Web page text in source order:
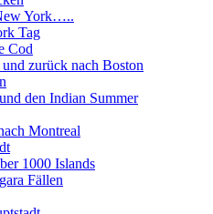
York…..
Tag
Cod
zurück nach Boston
den Indian Summer
Montreal
1000 Islands
Fällen